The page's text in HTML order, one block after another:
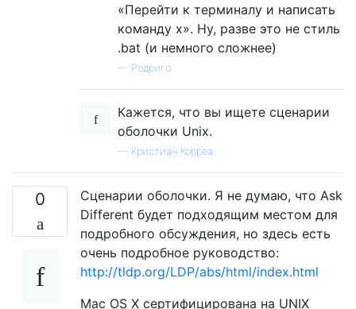
«Перейти к терминалу и написать
команду x». Ну, разве это не стиль
.bat (и немного сложнее)
— Родриго
Кажется, что вы ищете сценарии
оболочки Unix.
— Кристиан Корреа
0
Сценарии оболочки. Я не думаю, что Ask
Different будет подходящим местом для
подробного обсуждения, но здесь есть
очень подробное руководство:
http://tldp.org/LDP/abs/html/index.html
Mac OS X сертифицирована на UNIX